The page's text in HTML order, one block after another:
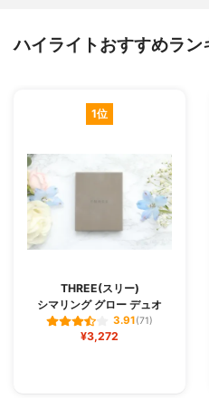
ハイライトおすすめラン
1位
THREE(スリー)
シマリング グロー デュオ
3.91(71)
¥3,272